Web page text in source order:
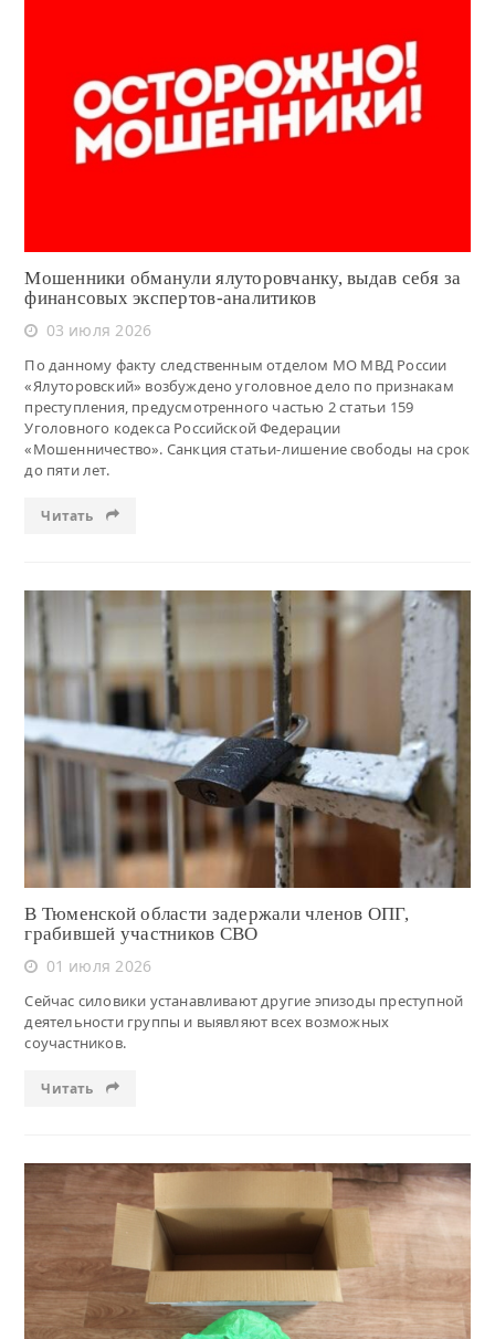
Читать
Мошенники обманули ялуторовчанку, выдав себя за
финансовых экспертов-аналитиков
03 июля 2026
По данному факту следственным отделом МО МВД России
«Ялуторовский» возбуждено уголовное дело по признакам
преступления, предусмотренного частью 2 статьи 159
Уголовного кодекса Российской Федерации
«Мошенничество». Санкция статьи-лишение свободы на срок
до пяти лет.
Читать
Читать
В Тюменской области задержали членов ОПГ,
грабившей участников СВО
01 июля 2026
Сейчас силовики устанавливают другие эпизоды преступной
деятельности группы и выявляют всех возможных
соучастников.
Читать
Читать